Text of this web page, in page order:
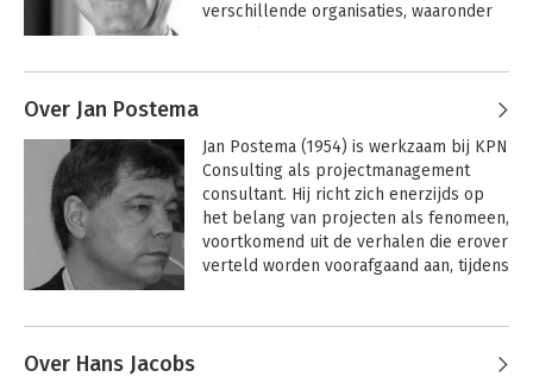
verschillende organisaties, waaronder
Daarvoor was hij  8 jaar
organisatieadviseur bij Twynstra Gudde,
waar hij deel uitmaakte van de
adviesgroep Professionaliseren
Project- en Programmamanagement.
Voordat hij de overstap maakte naar het
technologie georiënteerd en werkte hij
Weg
Over Jan Postema
Jan Postema (1954) is werkzaam bij KPN
Consulting als projectmanagement
consultant. Hij richt zich enerzijds op
het belang van projecten als fenomeen,
voortkomend uit de verhalen die erover
verteld worden voorafgaand aan, tijdens
en projectmanagement, in het bijzonder
Over Hans Jacobs